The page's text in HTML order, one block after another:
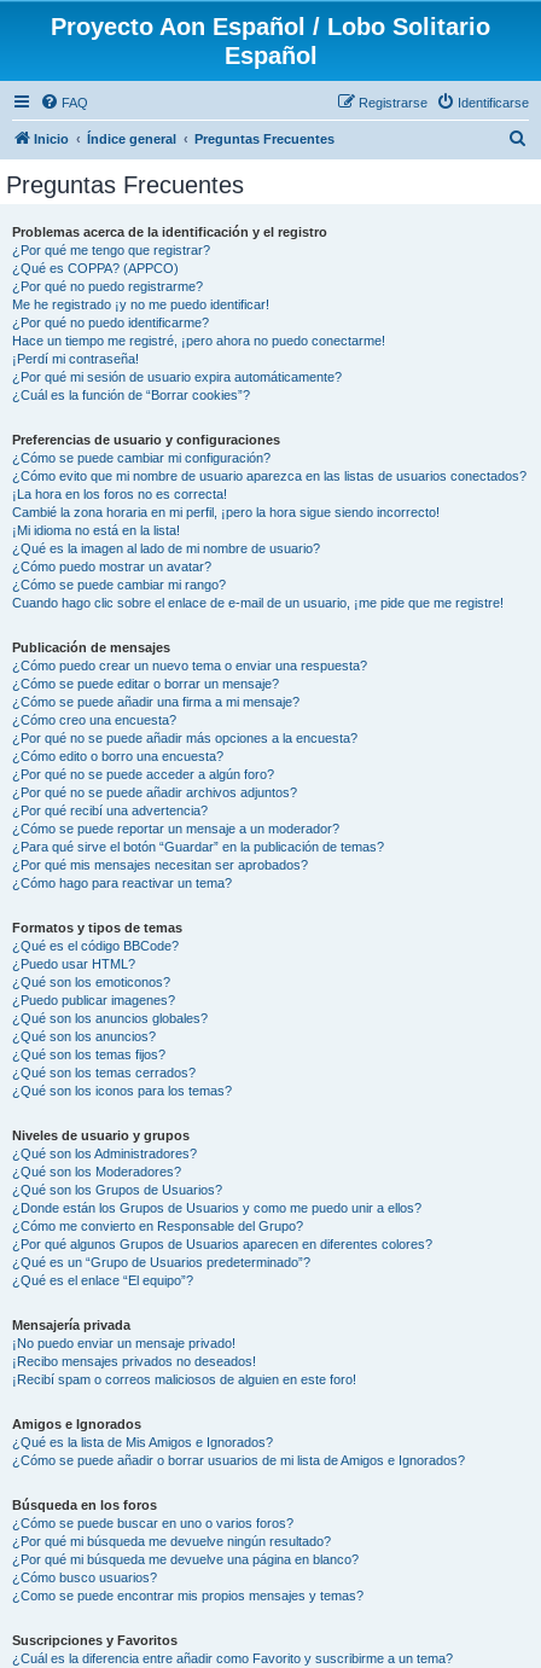
Proyecto Aon Español / Lobo Solitario
Español
FAQ Identificarse
Registrarse
Inicio Índice general Preguntas Frecuentes
Preguntas Frecuentes
Problemas acerca de la identificación y el registro
¿Por qué me tengo que registrar?
¿Qué es COPPA? (APPCO)
¿Por qué no puedo registrarme?
Me he registrado ¡y no me puedo identificar!
¿Por qué no puedo identificarme?
Hace un tiempo me registré, ¡pero ahora no puedo conectarme!
¡Perdí mi contraseña!
¿Por qué mi sesión de usuario expira automáticamente?
¿Cuál es la función de “Borrar cookies”?
Preferencias de usuario y configuraciones
¿Cómo se puede cambiar mi configuración?
¿Cómo evito que mi nombre de usuario aparezca en las listas de usuarios conectados?
¡La hora en los foros no es correcta!
Cambié la zona horaria en mi perfil, ¡pero la hora sigue siendo incorrecto!
¡Mi idioma no está en la lista!
¿Qué es la imagen al lado de mi nombre de usuario?
¿Cómo puedo mostrar un avatar?
¿Cómo se puede cambiar mi rango?
Cuando hago clic sobre el enlace de e-mail de un usuario, ¡me pide que me registre!
Publicación de mensajes
¿Cómo puedo crear un nuevo tema o enviar una respuesta?
¿Cómo se puede editar o borrar un mensaje?
¿Cómo se puede añadir una firma a mi mensaje?
¿Cómo creo una encuesta?
¿Por qué no se puede añadir más opciones a la encuesta?
¿Cómo edito o borro una encuesta?
¿Por qué no se puede acceder a algún foro?
¿Por qué no se puede añadir archivos adjuntos?
¿Por qué recibí una advertencia?
¿Cómo se puede reportar un mensaje a un moderador?
¿Para qué sirve el botón “Guardar” en la publicación de temas?
¿Por qué mis mensajes necesitan ser aprobados?
¿Cómo hago para reactivar un tema?
Formatos y tipos de temas
¿Qué es el código BBCode?
¿Puedo usar HTML?
¿Qué son los emoticonos?
¿Puedo publicar imagenes?
¿Qué son los anuncios globales?
¿Qué son los anuncios?
¿Qué son los temas fijos?
¿Qué son los temas cerrados?
¿Qué son los iconos para los temas?
Niveles de usuario y grupos
¿Qué son los Administradores?
¿Qué son los Moderadores?
¿Qué son los Grupos de Usuarios?
¿Donde están los Grupos de Usuarios y como me puedo unir a ellos?
¿Cómo me convierto en Responsable del Grupo?
¿Por qué algunos Grupos de Usuarios aparecen en diferentes colores?
¿Qué es un “Grupo de Usuarios predeterminado”?
¿Qué es el enlace “El equipo”?
Mensajería privada
¡No puedo enviar un mensaje privado!
¡Recibo mensajes privados no deseados!
¡Recibí spam o correos maliciosos de alguien en este foro!
Amigos e Ignorados
¿Qué es la lista de Mis Amigos e Ignorados?
¿Cómo se puede añadir o borrar usuarios de mi lista de Amigos e Ignorados?
Búsqueda en los foros
¿Cómo se puede buscar en uno o varios foros?
¿Por qué mi búsqueda me devuelve ningún resultado?
¿Por qué mi búsqueda me devuelve una página en blanco?
¿Cómo busco usuarios?
¿Como se puede encontrar mis propios mensajes y temas?
Suscripciones y Favoritos
¿Cuál es la diferencia entre añadir como Favorito y suscribirme a un tema?